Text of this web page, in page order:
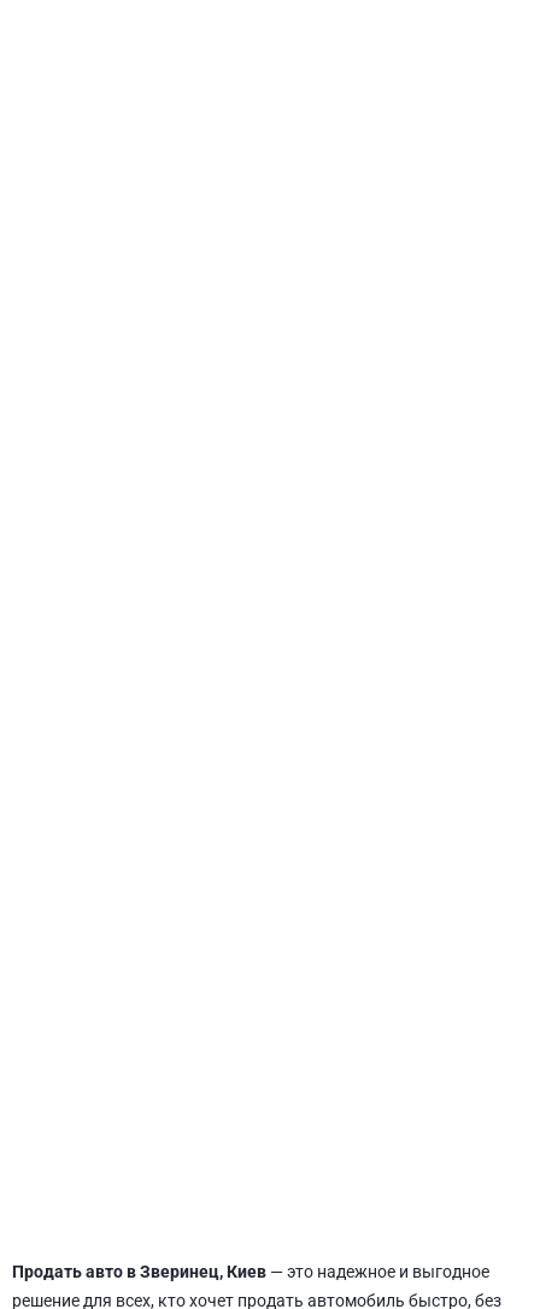
Продать авто в Зверинец, Киев — это надежное и выгодное
решение для всех, кто хочет продать автомобиль быстро, без